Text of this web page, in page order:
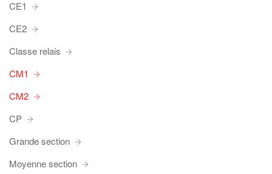
CE1
CE2
Classe relais
CM1
CM2
CP
Grande section
Moyenne section